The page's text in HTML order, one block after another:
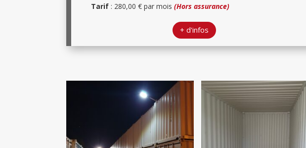
Tarif : 280,00 € par mois(Hors assurance)
+ d'infos